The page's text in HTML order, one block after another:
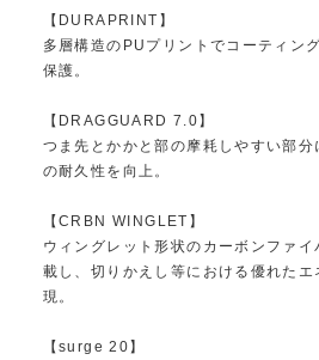
【DURAPRINT】
多層構造のPUプリントでコーティン
保護。
【DRAGGUARD 7.0】
つま先とかかと部の摩耗しやすい部
の耐久性を向上。
【CRBN WINGLET】
ウィングレット形状のカーボンファ
載し、切りかえし等における優れた
現。
【surge 20】